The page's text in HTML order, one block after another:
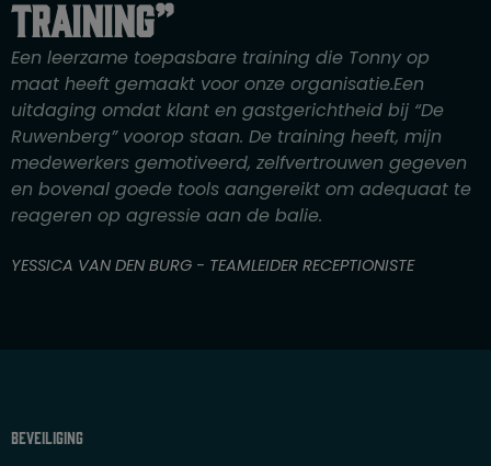
e
r
i
n
g
4
v
n
training”
Een leerzame toepasbare training die Tonny op
maat heeft gemaakt voor onze organisatie.Een
uitdaging omdat klant en gastgerichtheid bij “De
Ruwenberg” voorop staan. De training heeft, mijn
medewerkers gemotiveerd, zelfvertrouwen gegeven
en bovenal goede tools aangereikt om adequaat te
reageren op agressie aan de balie.
YESSICA VAN DEN BURG - TEAMLEIDER RECEPTIONISTE
Beveiliging